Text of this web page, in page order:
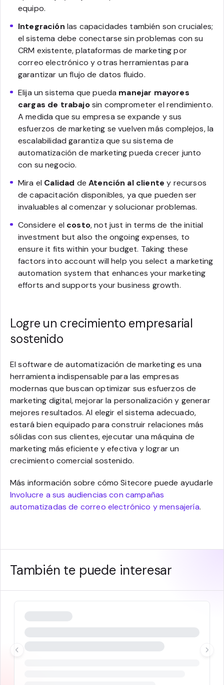
equipo.
Integración las capacidades también son cruciales;
el sistema debe conectarse sin problemas con su
CRM existente, plataformas de marketing por
correo electrónico y otras herramientas para
garantizar un flujo de datos fluido.
Elija un sistema que pueda manejar mayores
cargas de trabajosin comprometer el rendimiento.
A medida que su empresa se expande y sus
esfuerzos de marketing se vuelven más complejos, la
escalabilidad garantiza que su sistema de
automatización de marketing pueda crecer junto
con su negocio.
Mira el Calidad deAtención al cliente y recursos
de capacitación disponibles, ya que pueden ser
invaluables al comenzar y solucionar problemas.
Considere el costo, not just in terms de the initial
investment but also the ongoing expenses, to
ensure it fits within your budget. Taking these
factors into account will help you select a marketing
automation system that enhances your marketing
efforts and supports your business growth.
Logre un crecimiento empresarial
sostenido
El software de automatización de marketing es una
herramienta indispensable para las empresas
modernas que buscan optimizar sus esfuerzos de
marketing digital, mejorar la personalización y generar
mejores resultados. Al elegir el sistema adecuado,
estará bien equipado para construir relaciones más
sólidas con sus clientes, ejecutar una máquina de
marketing más eficiente y efectiva y lograr un
crecimiento comercial sostenido.
Más información sobre cómo Sitecore puede ayudarle
Involucre a sus audiencias con campañas
automatizadas de correo electrónico y mensajería.
También te puede interesar